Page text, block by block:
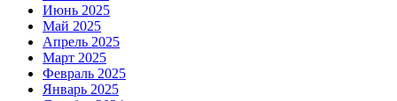
Июнь 2025
Май 2025
Апрель 2025
Март 2025
Февраль 2025
Январь 2025